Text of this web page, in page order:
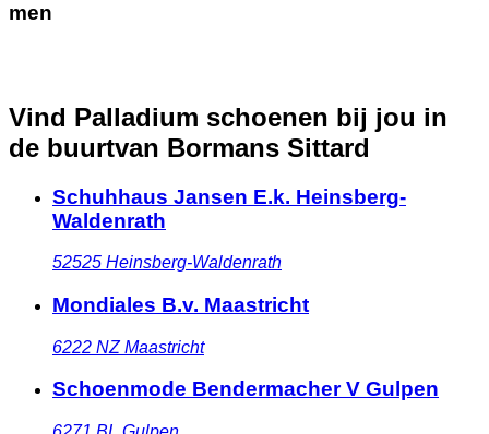
men
Vind Palladium schoenen bij jou in
de buurtvan Bormans Sittard
Schuhhaus Jansen E.k. Heinsberg-
Waldenrath
52525 Heinsberg-Waldenrath
Mondiales B.v. Maastricht
6222 NZ Maastricht
Schoenmode Bendermacher V Gulpen